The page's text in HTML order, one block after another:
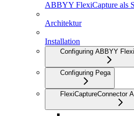
ABBYY FlexiCapture als
Architektur
Installation
Configuring ABBYY
Configuring Pega
FlexiCaptureConnector